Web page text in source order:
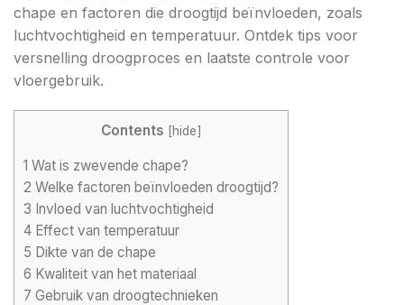
chape en factoren die droogtijd beïnvloeden, zoals
luchtvochtigheid en temperatuur. Ontdek tips voor
versnelling droogproces en laatste controle voor
vloergebruik.
Contents [hide]
1 Wat is zwevende chape?
2 Welke factoren beïnvloeden droogtijd?
3 Invloed van luchtvochtigheid
4 Effect van temperatuur
5 Dikte van de chape
6 Kwaliteit van het materiaal
7 Gebruik van droogtechnieken